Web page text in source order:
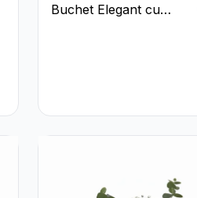
Buchet Elegant cu